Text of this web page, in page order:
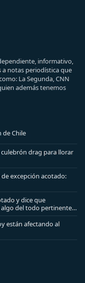
informativo,
a notas periodística que
La Segunda, CNN
además tenemos
de Chile
culebrón drag para llorar
excepción acotado:
y dice que
algo del todo pertinente
están afectando al